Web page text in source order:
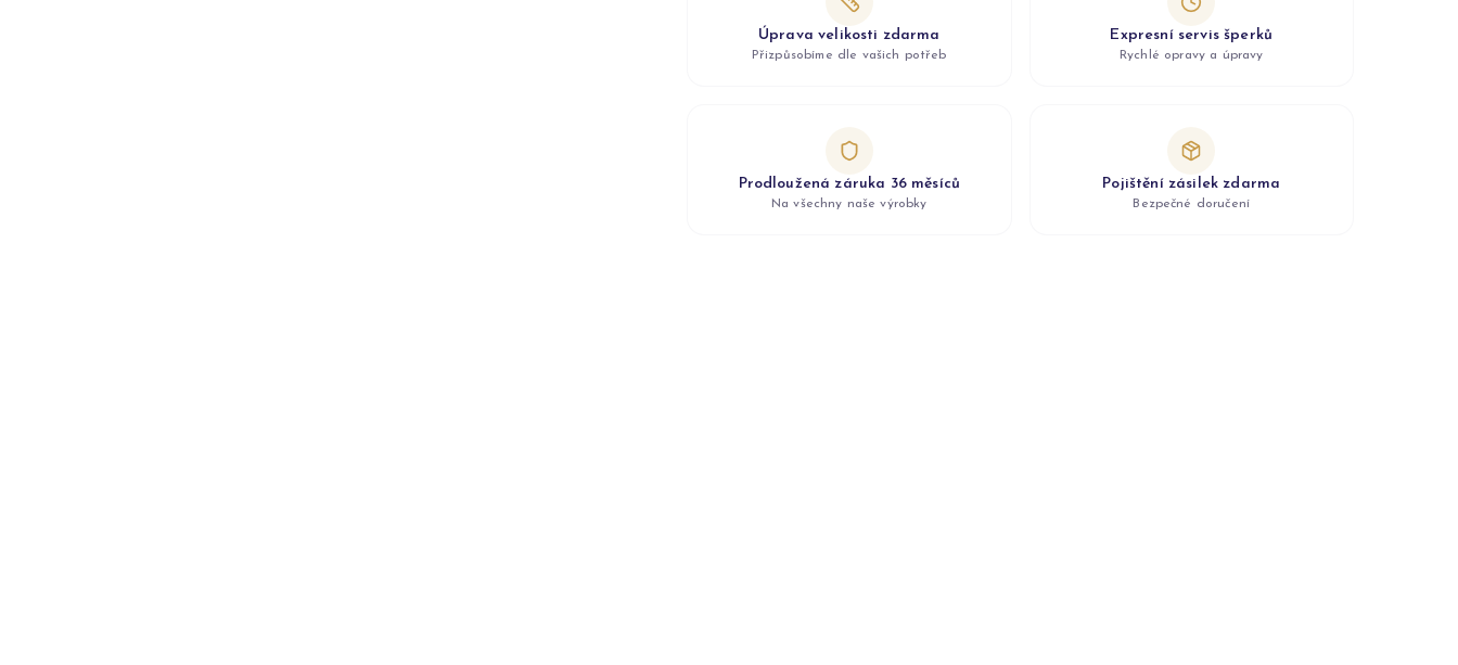
Úprava velikosti zdarma
Přizpůsobíme dle vašich potřeb
Expresní servis šperků
Rychlé opravy a úpravy
Prodloužená záruka 36 měsíců
Na všechny naše výrobky
Pojištění zásilek zdarma
Bezpečné doručení